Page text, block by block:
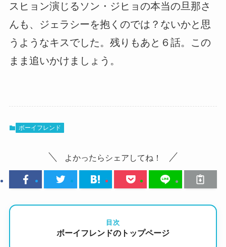
スヒョン演じるソン・ジヒョの本当の旦那さ
んも、ジェラシーを抱くのでは？ないかと思
うようなキスでした。残りもあと６話。この
まま追いかけましょう。
ボーイフレンド
よかったらシェアしてね！
目次
ボーイフレンドのトップページ